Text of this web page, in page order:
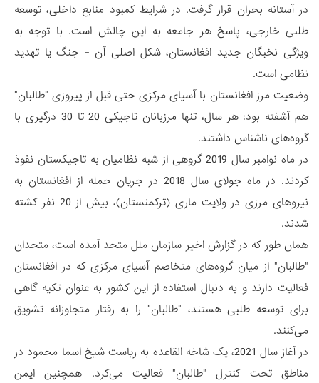
در آستانه بحران قرار گرفت. در شرایط کمبود منابع داخلی، توسعه
طلبی خارجی، پاسخ هر جامعه به این چالش است. با توجه به
ویژگی نخبگان جدید افغانستان، شکل اصلی آن - جنگ یا تهدید
نظامی است.
وضعیت مرز افغانستان با آسیای مرکزی حتی قبل از پیروزی "طالبان"
هم آشفته بود: هر سال، تنها مرزبانان تاجیکی 20 تا 30 درگیری با
گروه‌های ناشناس داشتند.
در ماه نوامبر سال 2019 گروهی از شبه نظامیان به تاجیکستان نفوذ
کردند. در ماه جولای سال 2018 در جریان حمله از افغانستان به
نیروهای مرزی در ولایت ماری (ترکمنستان)، بیش از 20 نفر کشته
شدند.
همان طور که در گزارش اخیر سازمان ملل متحد آمده است، متحدان
"طالبان" از میان گروه‌های متخاصم آسیای مرکزی که در افغانستان
فعالیت دارند و به دنبال استفاده از این کشور به عنوان تکیه گاهی
برای توسعه طلبی هستند، "طالبان" را به رفتار متجاوزانه تشویق
می‌کنند.
در آغاز سال 2021، یک شاخه القاعده به ریاست شیخ اسما محمود در
مناطق تحت کنترل "طالبان" فعالیت می‌کرد. همچنین ایمن